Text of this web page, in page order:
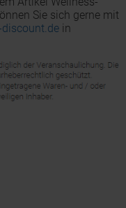
Sie sich gerne mit
in